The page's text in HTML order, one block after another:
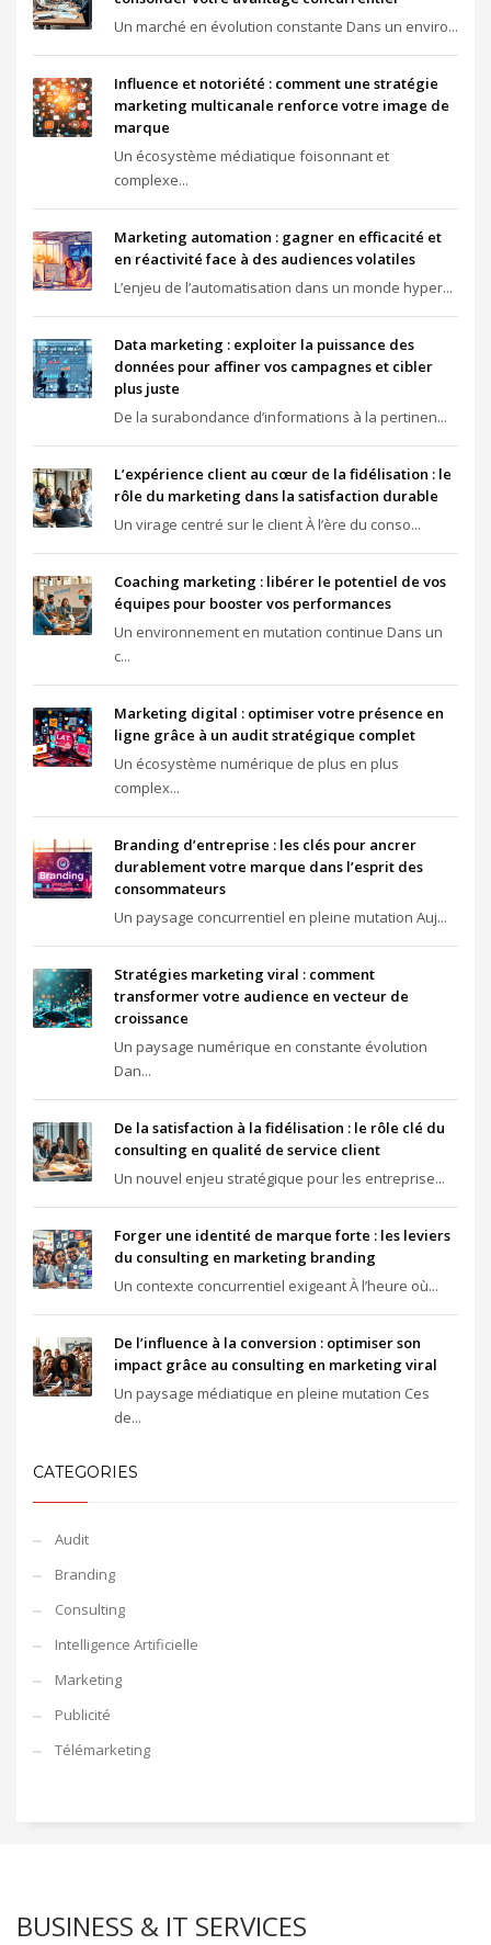
Un marché en évolution constante Dans un enviro...
Influence et notoriété : comment une stratégie
marketing multicanale renforce votre image de
marque
Un écosystème médiatique foisonnant et
complexe...
Marketing automation : gagner en efficacité et
en réactivité face à des audiences volatiles
L’enjeu de l’automatisation dans un monde hyper...
Data marketing : exploiter la puissance des
données pour affiner vos campagnes et cibler
plus juste
De la surabondance d’informations à la pertinen...
L’expérience client au cœur de la fidélisation : le
rôle du marketing dans la satisfaction durable
Un virage centré sur le client À l’ère du conso...
Coaching marketing : libérer le potentiel de vos
équipes pour booster vos performances
Un environnement en mutation continue Dans un
c...
Marketing digital : optimiser votre présence en
ligne grâce à un audit stratégique complet
Un écosystème numérique de plus en plus
complex...
Branding d’entreprise : les clés pour ancrer
durablement votre marque dans l’esprit des
consommateurs
Un paysage concurrentiel en pleine mutation Auj...
Stratégies marketing viral : comment
transformer votre audience en vecteur de
croissance
Un paysage numérique en constante évolution
Dan...
De la satisfaction à la fidélisation : le rôle clé du
consulting en qualité de service client
Un nouvel enjeu stratégique pour les entreprise...
Forger une identité de marque forte : les leviers
du consulting en marketing branding
Un contexte concurrentiel exigeant À l’heure où...
De l’influence à la conversion : optimiser son
impact grâce au consulting en marketing viral
Un paysage médiatique en pleine mutation Ces
de...
CATEGORIES
Audit
Branding
Consulting
Intelligence Artificielle
Marketing
Publicité
Télémarketing
BUSINESS & IT SERVICES